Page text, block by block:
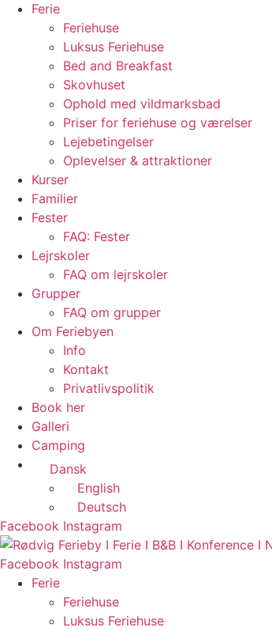
Ferie
Feriehuse
Luksus Feriehuse
Bed and Breakfast
Skovhuset
Ophold med vildmarksbad
Priser for feriehuse og værelser
Lejebetingelser
Oplevelser & attraktioner
Kurser
Familier
Fester
FAQ: Fester
Lejrskoler
FAQ om lejrskoler
Grupper
FAQ om grupper
Om Feriebyen
Info
Kontakt
Privatlivspolitik
Book her
Galleri
Camping
Dansk
English
Deutsch
Facebook Instagram
Facebook Instagram
Ferie
Feriehuse
Luksus Feriehuse